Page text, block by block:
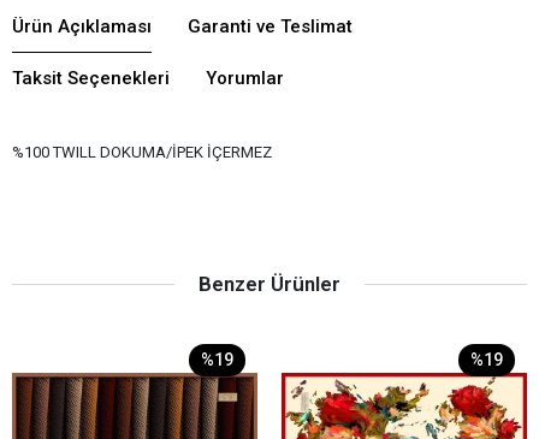
Ürün Açıklaması Garanti ve Teslimat
Taksit Seçenekleri Yorumlar
%100 TWILL DOKUMA/İPEK İÇERMEZ
Benzer Ürünler
%19 %19